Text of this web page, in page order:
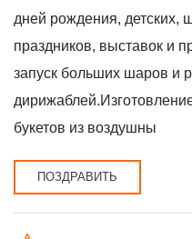
дней рождения, детских,
праздников, выставок и
запуск больших шаров и
букетов из воздушны
ПОЗДРАВИТЬ